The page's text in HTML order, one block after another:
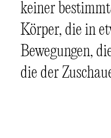
keiner
Körper, die in
Bewegungen,
die der